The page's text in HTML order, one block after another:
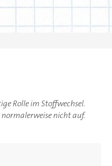
Rolle im Stoffwechsel.
nicht auf.